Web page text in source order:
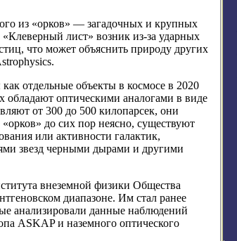
из «орков» — загадочных и крупных
«Клеверный лист» возник из-за ударных
что может объяснить природу других
отдельные объекты в космосе в 2020
обладают оптическими аналогами в виде
от 300 до 500 килопарсек, они
до сих пор неясно, существуют
или активности галактик,
звезд черными дырами и другими
внеземной физики Общества
диапазоне. Им стал ранее
анализировали данные наблюдений
ASKAP и наземного оптического